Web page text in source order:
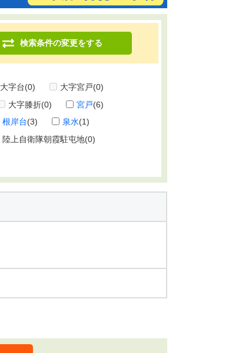
検索条件の変更をする
大字台(0) 大字宮戸(0)
大字膝折(0) 宮戸(6)
根岸台(3) 泉水(1)
陸上自衛隊朝霞駐屯地(0)